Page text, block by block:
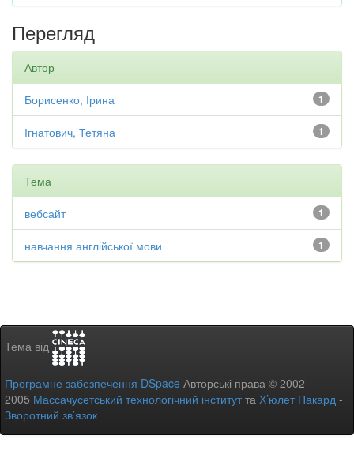
Перегляд
Автор
1
Борисенко, Ірина
1
Ігнатович, Тетяна
Тема
1
вебсайт
1
навчання англійської мови
Тема від
Програмне забезпечення DSpace Авторські права © 2002-
2005 Массачусетський технологічний інститутта Х’юлет Пакард -
Зворотний зв’язок